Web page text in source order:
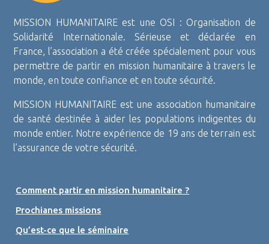
MISSION HUMANITAIRE est une OSI : Organisation de
Solidarité Internationale. Sérieuse et déclarée en
France, l’association a été créée spécialement pour vous
permettre de partir en mission humanitaire à travers le
monde, en toute confiance et en toute sécurité.
MISSION HUMANITAIRE est une association humanitaire
de santé destinée à aider les populations indigentes du
monde entier. Notre expérience de 19 ans de terrain est
l’assurance de votre sécurité.
Comment partir en mission humanitaire ?
Prochianes missions
Qu’est-ce que le séminaire